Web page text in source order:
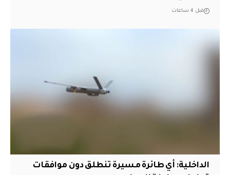
قبل 4 ساعات
الداخلية: أي طائرة مسيرة تنطلق دون موافقات